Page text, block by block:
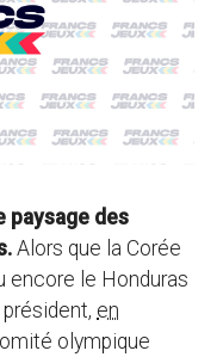
paysage des
Alors que la Corée
encore le Honduras
en
olympique